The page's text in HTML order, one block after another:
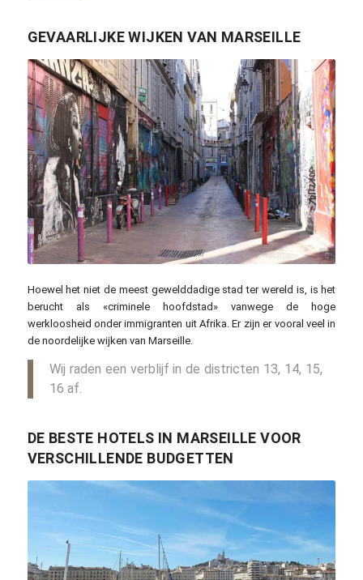
GEVAARLIJKE WIJKEN VAN MARSEILLE
Meeeeting / pixabay.com
Hoewel het niet de meest gewelddadige stad ter wereld is, is het
berucht als «criminele hoofdstad» vanwege de hoge
werkloosheid onder immigranten uit Afrika. Er zijn er vooral veel in
de noordelijke wijken van Marseille.
Wij raden een verblijf in de districten 13, 14, 15,
16 af.
DE BESTE HOTELS IN MARSEILLE VOOR
VERSCHILLENDE BUDGETTEN